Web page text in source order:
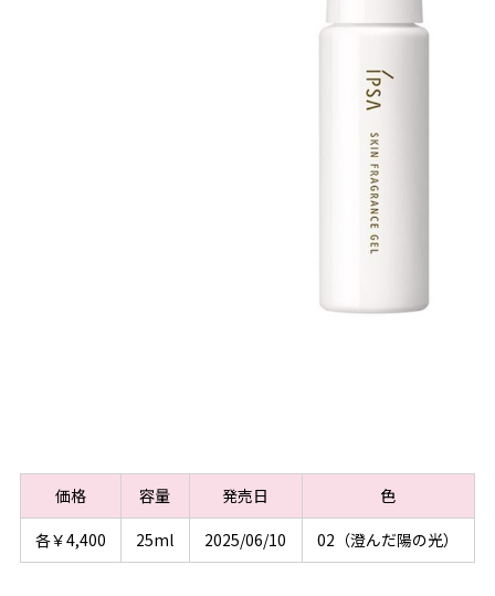
価格 容量 発売日
色
各￥4,400
25ml 2025/06/10 02（澄んだ陽の光）